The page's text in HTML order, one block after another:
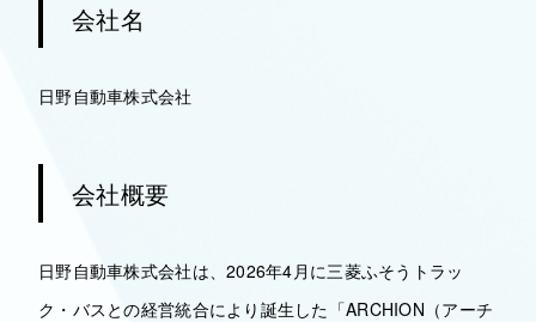
会社名
日野自動車株式会社
会社概要
日野自動車株式会社は、2026年4月に三菱ふそうトラッ
ク・バスとの経営統合により誕生した「ARCHION（アーチ